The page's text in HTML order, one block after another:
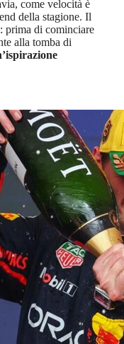
come velocità è
della stagione. Il
prima di cominciare
alla tomba di